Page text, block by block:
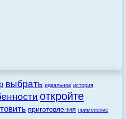
выбрать идеальное история
откройте
приготовления применение